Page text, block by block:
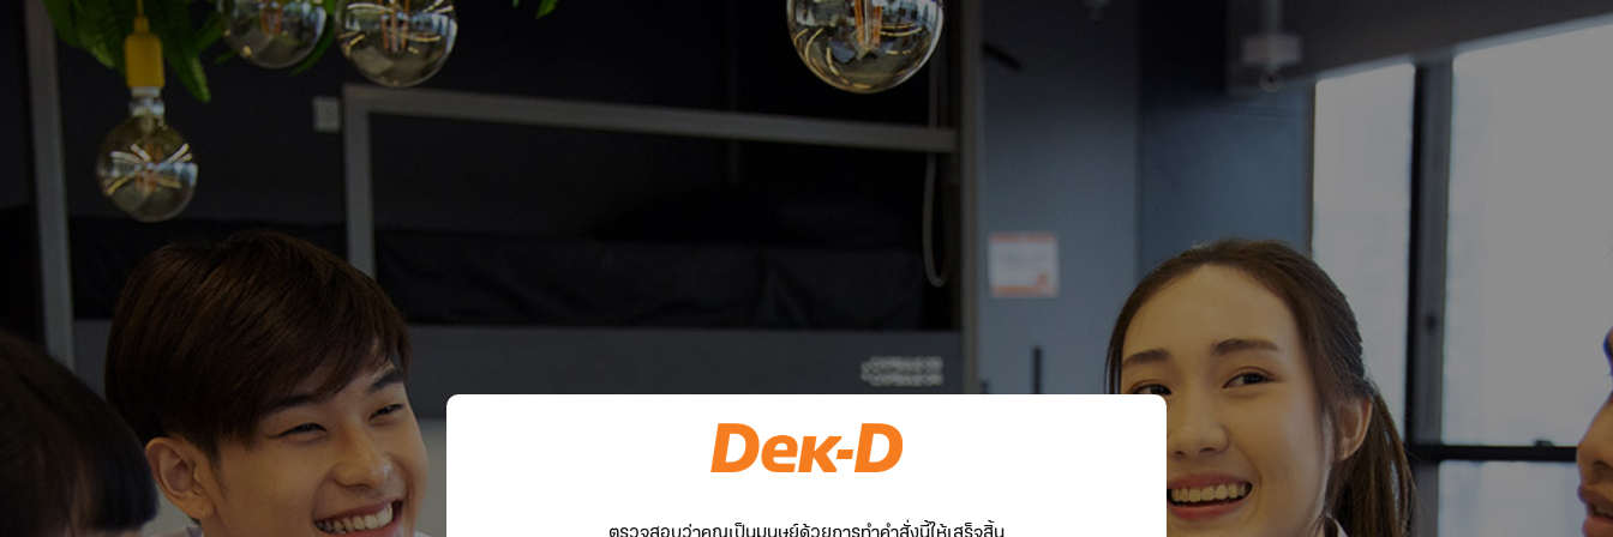
ตรวจสอบว่าคุณเป็นมนุษย์ด้วยการทำคำสั่งนี้ให้เสร็จสิ้น